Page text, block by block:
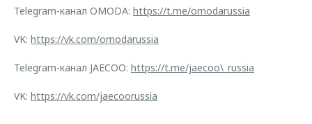
Telegram-канал OMODA: https://t.me/omodarussia
VK: https://vk.com/omodarussia
Telegram-канал JAECOO: https://t.me/jaecoo\_russia
VK: https://vk.com/jaecoorussia